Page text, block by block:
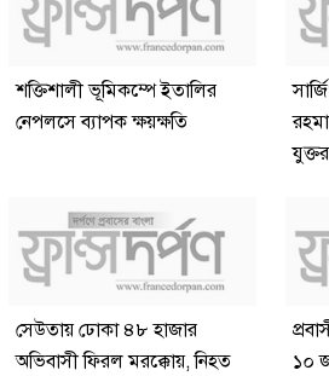
শক্তিশালী ভূমিকম্পে ইতালির
নেপলসে ব্যাপক ক্ষয়ক্ষতি
সেউতায় ঢোকা ৪৮ হাজার
অভিবাসী ফিরল মরক্কোয়, নিহত
১০